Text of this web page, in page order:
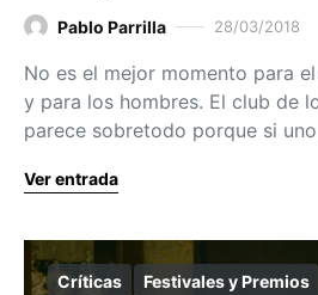
Pablo Parrilla 28/03/2018
No es el mejor momento para
y para los hombres. El club de
parece sobretodo porque si
Ver entrada
Críticas Festivales y Premios